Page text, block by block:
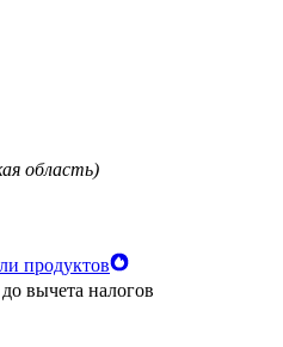
область)
продуктов
до вычета налогов